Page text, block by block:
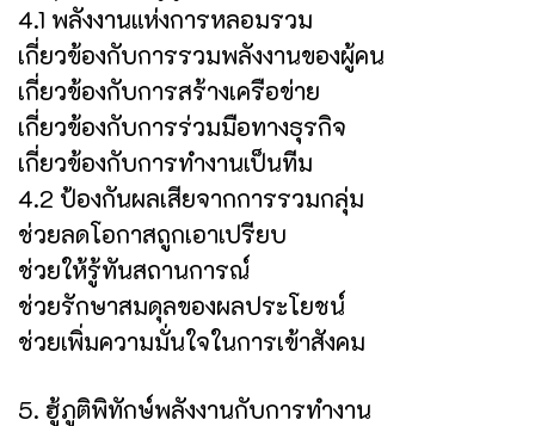
4.1 พลังงานแห่งการหลอมรวม
เกี่ยวข้องกับการรวมพลังงานของผู้คน
เกี่ยวข้องกับการสร้างเครือข่าย
เกี่ยวข้องกับการร่วมมือทางธุรกิจ
เกี่ยวข้องกับการทำงานเป็นทีม
4.2 ป้องกันผลเสียจากการรวมกลุ่ม
ช่วยลดโอกาสถูกเอาเปรียบ
ช่วยให้รู้ทันสถานการณ์
ช่วยรักษาสมดุลของผลประโยชน์
ช่วยเพิ่มความมั่นใจในการเข้าสังคม
5. ฮู้ภูติพิทักษ์พลังงานกับการทำงาน